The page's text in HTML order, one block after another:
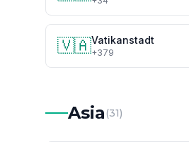
🇻🇦Vatikanstadt
+379
Asia(31)